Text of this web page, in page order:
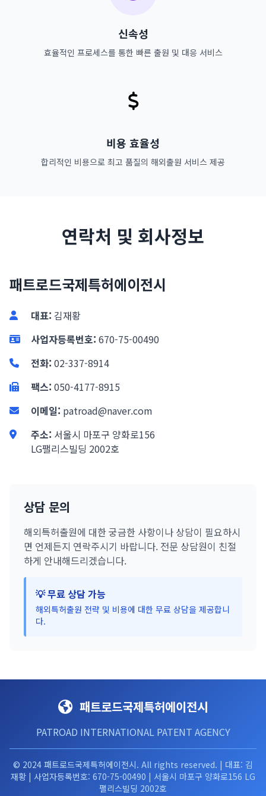
신속성
효율적인 프로세스를 통한 빠른 출원 및 대응 서비스
비용 효율성
합리적인 비용으로 최고 품질의 해외출원 서비스 제공
연락처 및 회사정보
패트로드국제특허에이전시
대표: 김재황
사업자등록번호: 670-75-00490
전화: 02-337-8914
팩스: 050-4177-8915
이메일: patroad@naver.com
주소: 서울시 마포구 양화로156
LG팰리스빌딩 2002호
상담 문의
해외특허출원에 대한 궁금한 사항이나 상담이 필요하시
면 언제든지 연락주시기 바랍니다. 전문 상담원이 친절
하게 안내해드리겠습니다.
💡 무료 상담 가능
해외특허출원 전략 및 비용에 대한 무료 상담을 제공합니
다.
패트로드국제특허에이전시
PATROAD INTERNATIONAL PATENT AGENCY
© 2024 패트로드국제특허에이전시. All rights reserved. | 대표: 김
재황 | 사업자등록번호: 670-75-00490 | 서울시 마포구 양화로156 LG
팰리스빌딩 2002호